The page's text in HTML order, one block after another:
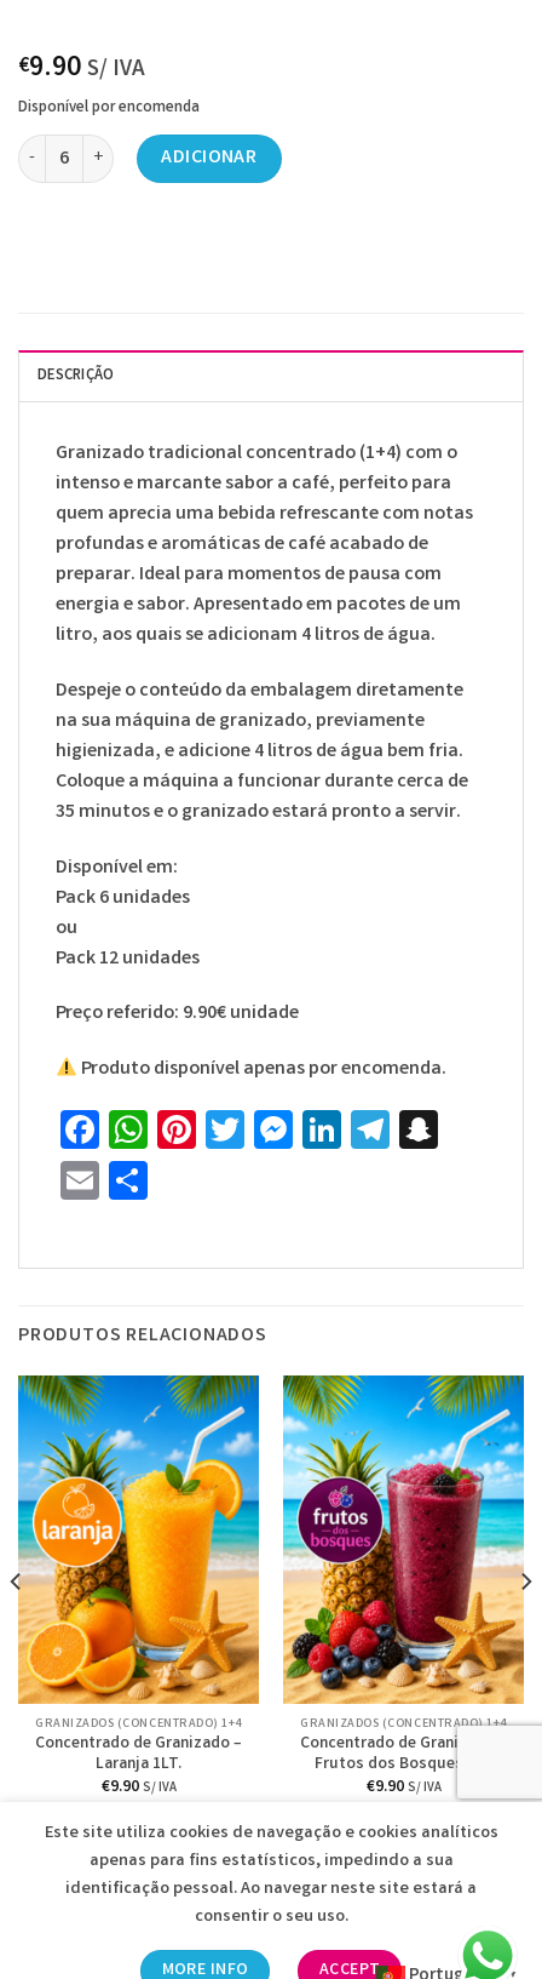
€9.90S/ IVA
Disponível por encomenda
Quantidade de Concentração de Granizado - Café 1LT
ADICIONAR
DESCRIÇÃO
Granizado tradicional concentrado (1+4) com o
intenso e marcante sabor a café, perfeito para
quem aprecia uma bebida refrescante com notas
profundas e aromáticas de café acabado de
preparar. Ideal para momentos de pausa com
energia e sabor. Apresentado em pacotes de um
litro, aos quais se adicionam 4 litros de água.
Despeje o conteúdo da embalagem diretamente
na sua máquina de granizado, previamente
higienizada, e adicione 4 litros de água bem fria.
Coloque a máquina a funcionar durante cerca de
35 minutos e o granizado estará pronto a servir.
Disponível em:
Pack 6 unidades
ou
Pack 12 unidades
Preço referido: 9.90€ unidade
Produto disponível apenas por encomenda.
Facebook
WhatsApp
Pinterest
Twitter
Messenger
LinkedIn
Email
PRODUTOS RELACIONADOS
GRANIZADOS (CONCENTRADO) 1+4
Concentrado de Granizado –
Laranja 1LT.
€9.90 S/ IVA
ADICIONAR
GRANIZADOS (CONCENTRADO) 1+4
Concentrado de Granizado –
Frutos dos Bosques 1LT
€9.90 S/ IVA
ADICIONAR
ICEFRUT • VENDA DE MATERIAL HOTELEIRO2026 © Desenvolvido
▼
Este site utiliza cookies de navegação e cookies analíticos
apenas para fins estatísticos, impedindo a sua
identificação pessoal. Ao navegar neste site estará a
consentir o seu uso.
MORE INFO ACCEPT